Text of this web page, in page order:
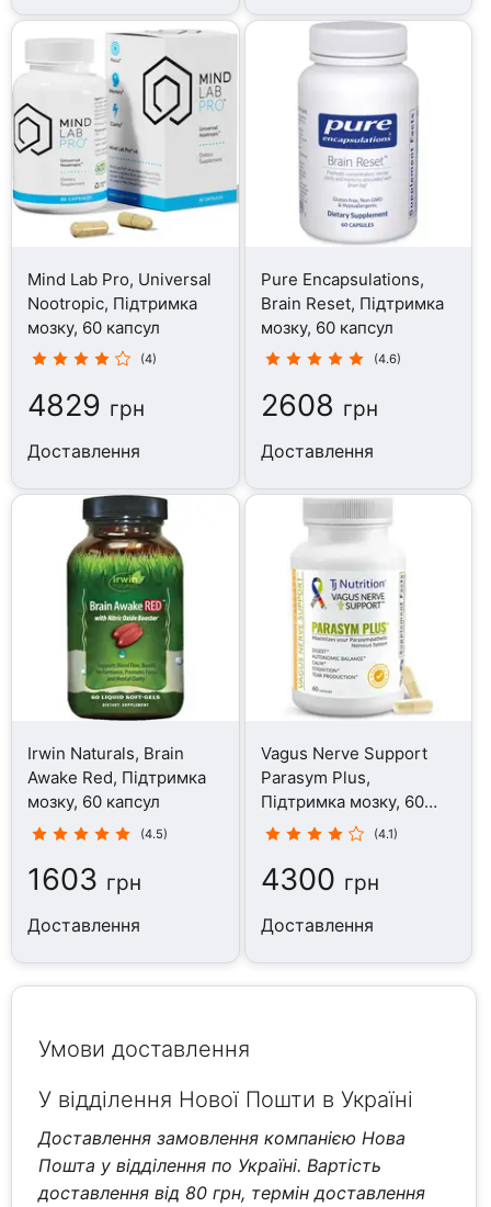
Mind Lab Pro, Universal
Nootropic, Підтримка
мозку, 60 капсул
(4)
4829 грн
Доставлення
Pure Encapsulations,
Brain Reset, Підтримка
мозку, 60 капсул
(4.6)
2608 грн
Доставлення
Irwin Naturals, Brain
Awake Red, Підтримка
мозку, 60 капсул
(4.5)
1603 грн
Доставлення
Vagus Nerve Support
Parasym Plus,
Підтримка мозку, 60
капсул
(4.1)
4300 грн
Доставлення
Умови доставлення
У відділення Нової Пошти в Україні
Доставлення замовлення компанією Нова
Пошта у відділення по Україні. Вартість
доставлення від 80 грн, термін доставлення